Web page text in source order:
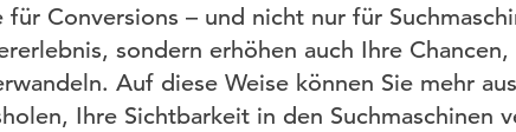
für Conversions – und nicht nur für
sondern erhöhen auch Ihre
Auf diese Weise können Sie mehr
Ihre Sichtbarkeit in den Suchmaschinen